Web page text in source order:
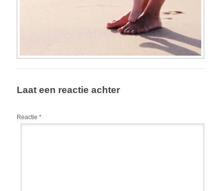
Laat een reactie achter
Reactie *